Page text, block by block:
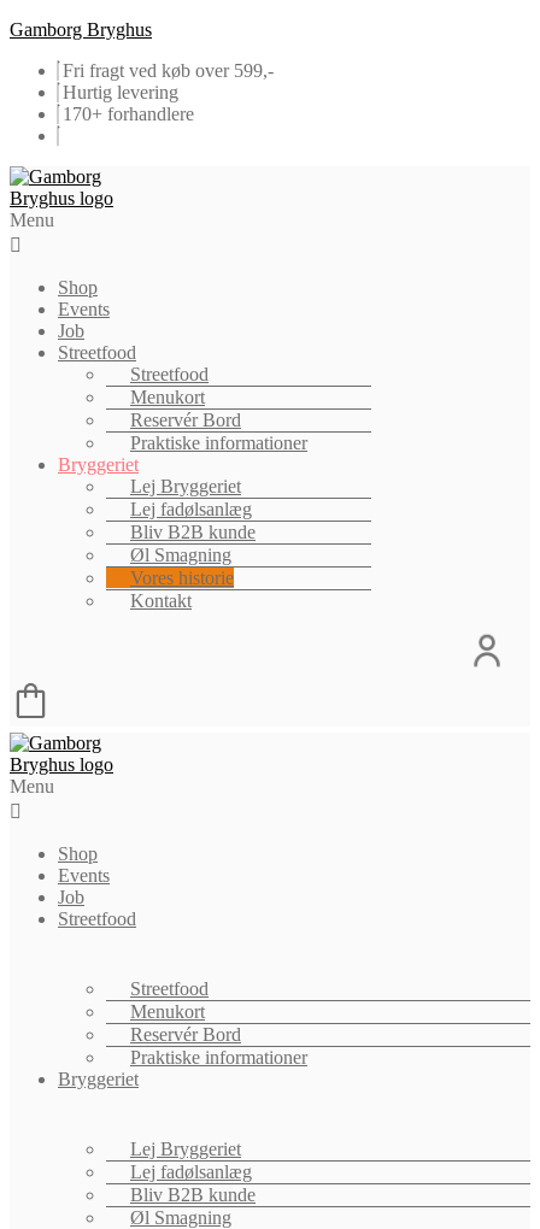
Gamborg Bryghus
Fri fragt ved køb over 599,-
Hurtig levering
170+ forhandlere
Menu
Shop
Events
Job
Streetfood
Streetfood
Menukort
Reservér Bord
Praktiske informationer
Bryggeriet
Lej Bryggeriet
Lej fadølsanlæg
Bliv B2B kunde
Øl Smagning
Vores historie
Kontakt
Menu
Shop
Events
Job
Streetfood
Streetfood
Menukort
Reservér Bord
Praktiske informationer
Bryggeriet
Lej Bryggeriet
Lej fadølsanlæg
Bliv B2B kunde
Øl Smagning